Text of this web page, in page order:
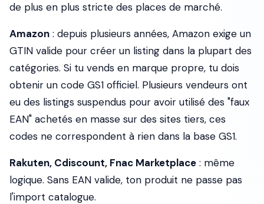
de plus en plus stricte des places de marché.
Amazon : depuis plusieurs années, Amazon exige un
GTIN valide pour créer un listing dans la plupart des
catégories. Si tu vends en marque propre, tu dois
obtenir un code GS1 officiel. Plusieurs vendeurs ont
eu des listings suspendus pour avoir utilisé des "faux
EAN" achetés en masse sur des sites tiers, ces
codes ne correspondent à rien dans la base GS1.
Rakuten, Cdiscount, Fnac Marketplace : même
logique. Sans EAN valide, ton produit ne passe pas
l'import catalogue.